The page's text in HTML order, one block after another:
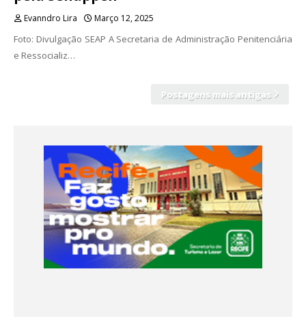
Evanndro Lira Março 12, 2025
Foto: Divulgação SEAP A Secretaria de Administração Penitenciária
e Ressocializ…
Postagens mais antigas